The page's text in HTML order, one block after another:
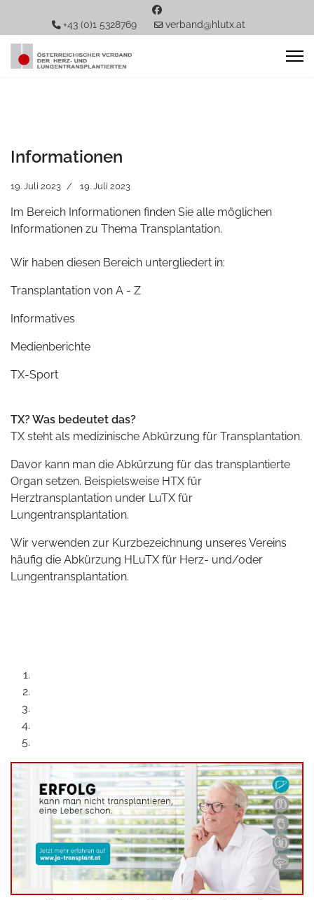
+43 (0)1 5328769 verband@hlutx.at
Informationen
19. Juli 2023 19. Juli 2023
Im Bereich Informationen finden Sie alle möglichen
Informationen zu Thema Transplantation.
Wir haben diesen Bereich untergliedert in:
Transplantation von A - Z
Informatives
Medienberichte
TX-Sport
TX? Was bedeutet das?
TX steht als medizinische Abkürzung für Transplantation.
Davor kann man die Abkürzung für das transplantierte
Organ setzen. Beispielsweise HTX für
Herztransplantation under LuTX für
Lungentransplantation.
Wir verwenden zur Kurzbezeichnung unseres Vereins
häufig die Abkürzung HLuTX für Herz- und/oder
Lungentransplantation.